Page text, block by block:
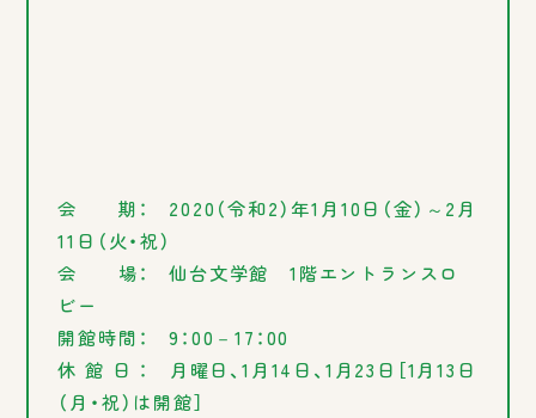
会
期： 2020（令和2）年1月10日（金）～2月
11日（火・祝）
会
場： 仙台文学館 1階エントランスロ
ビー
開館時間： 9：00－17：00
休 館 日 ： 月曜日、1月14日、1月23日［1月13日
（月・祝）は開館］